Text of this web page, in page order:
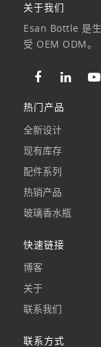
关于我们
Esan Bottle 是
受 OEM ODM。
热门产品
全新设计
现有库存
配件系列
热销产品
玻璃香水瓶
快速链接
博客
关于
联系我们
联系方式